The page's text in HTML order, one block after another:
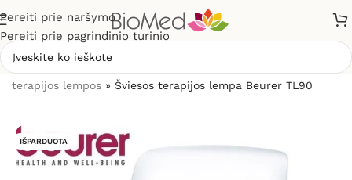
Pereiti prie naršymo
Pereiti prie pagrindinio turinio
terapijos lempos » Šviesos terapijos lempa Beurer TL90
IŠPARDUOTA